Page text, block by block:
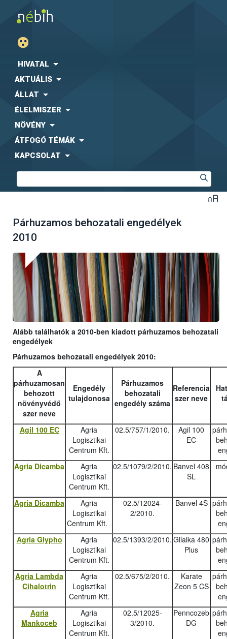
HIVATAL
AKTUÁLIS
ÁLLAT
ÉLELMISZER
NÖVÉNY
ÁTFOGÓ TÉMÁK
KAPCSOLAT
Párhuzamos behozatali engedélyek
2010
Alább találhatók a 2010-ben kiadott párhuzamos behozatali
engedélyek
Párhuzamos behozatali engedélyek 2010:
A
párhuzamosan
behozott
növényvédő
szer neve
Engedély
tulajdonosa
Párhuzamos
behozatali
engedély száma
Referencia
szer neve
Agil 100 EC
Agria
Logisztikai
Centrum Kft.
02.5/757/1/2010.
Agil 100
EC
Agria Dicamba
Agria
Logisztikai
Centrum Kft.
02.5/1079/2/2010. Banvel 408
SL
Agria Dicamba
Agria
Logisztikai
Centrum Kft.
02.5/12024-
2/2010.
Banvel 4S
Agria Glypho
Agria
Logisztikai
Centrum Kft.
02.5/1393/2/2010. Glialka 480
Plus
Agria Lambda
Cihalotrin
Agria
Logisztikai
Centrum Kft.
02.5/675/2/2010.
Karate
Zeon 5 CS
Agria
Mankoceb
Agria
Logisztikai
Centrum Kft.
02.5/12025-
3/2010.
Penncozeb
DG